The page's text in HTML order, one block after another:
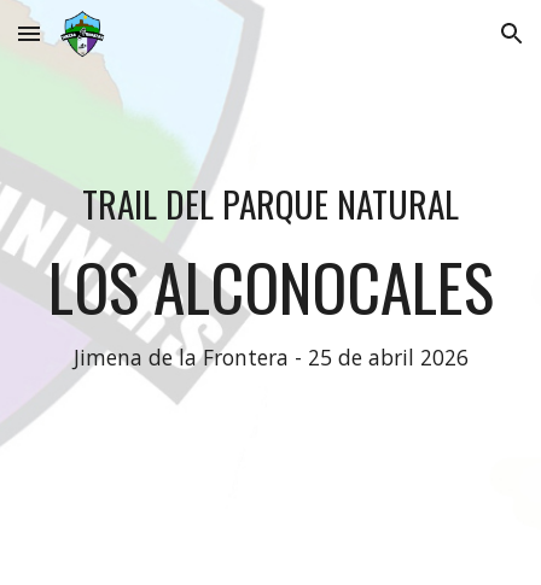
Skip to main content Skip to navigation
TRAIL DEL PARQUE NATURAL
LOS ALCONOCALES
Jimena de la Frontera - 25 de abril 2026